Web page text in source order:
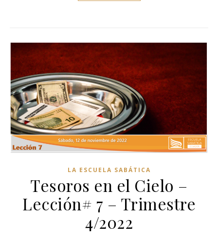
LA ESCUELA SABÁTICA
Tesoros en el Cielo –
Lección# 7 – Trimestre
4/2022